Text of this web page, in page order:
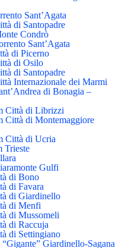
Sant’Agata
di Santopadre
Condrò
Sant’Agata
di Picerno
di Osilo
di Santopadre
Internazionale dei Marmi
di Bonagia –
Città di Librizzi
Città di Montemaggiore
Città di Ucria
Trieste
Gulfi
di Bono
di Favara
di Giardinello
di Menfi
di Mussomeli
di Raccuja
di Settingiano
Giardinello-Sagana